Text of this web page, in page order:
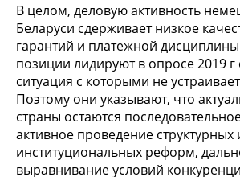
В целом, деловую активность
Беларуси сдерживает низкое
гарантий и платежной
позиции лидируют в опросе 2019 г
ситуация с которыми не
Поэтому они указывают, что
страны остаются
активное проведение структурных
институциональных реформ,
выравнивание условий